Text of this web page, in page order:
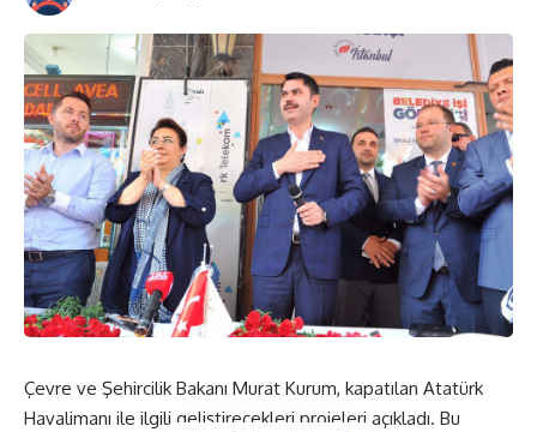
Çevre ve Şehircilik Bakanı Murat Kurum, kapatılan Atatürk
Havalimanı ile ilgili geliştirecekleri projeleri açıkladı. Bu